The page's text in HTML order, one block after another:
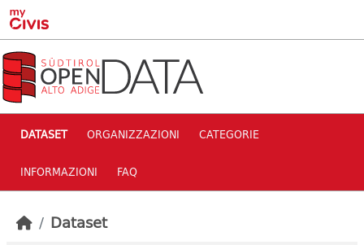
Skip to main content
DATASET ORGANIZZAZIONI CATEGORIE
INFORMAZIONI FAQ
Dataset